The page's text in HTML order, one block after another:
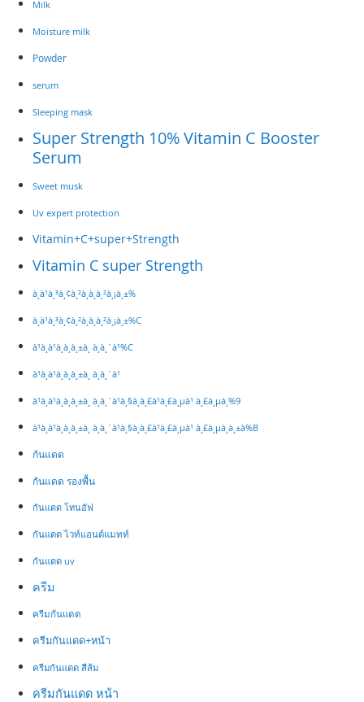
Milk
Moisture milk
Powder
serum
Sleeping mask
Super Strength 10% Vitamin C Booster
Serum
Sweet musk
Uv expert protection
Vitamin+C+super+Strength
Vitamin C super Strength
à¸à¹à¸³à¸¢à¸²à¸­à¸à¸²à¸¡à¸±%
à¸à¹à¸³à¸¢à¸²à¸­à¸à¸²à¸¡à¸±%C
à¹à¸à¹à¸à¸à¸±à¸ à¸­à¸´à¹%C
à¹à¸à¹à¸à¸à¸±à¸ à¸­à¸´à¹
à¹à¸à¹à¸à¸à¸±à¸ à¸­à¸´à¹à¸§à¸­à¸£à¹à¸£à¸µà¹ à¸£à¸µà¸%9
à¹à¸à¹à¸à¸à¸±à¸ à¸­à¸´à¹à¸§à¸­à¸£à¹à¸£à¸µà¹ à¸£à¸µà¸à¸±à%B
กันแดด
กันแดด รองพื้น
กันแดด โทนอัฟ
กันแดด ไวท์แอนด์แมทท์
กันแดด​ uv
ครีม
ครีมกันแดด
ครีมกันแดด+หน้า
ครีมกันแดด สีส้ม
ครีมกันแดด หน้า